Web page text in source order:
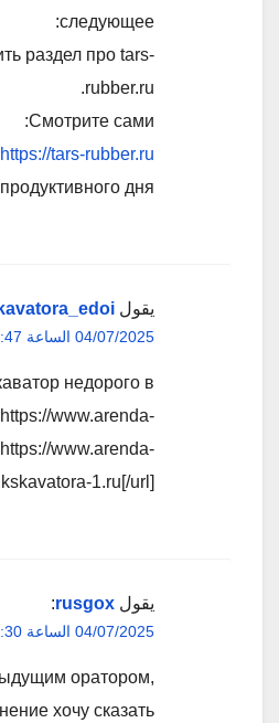
следующее:
раздел про tars-
rubber.ru.
Смотрите сами:
https://tars-rubber.ru
дня
يقول
04/07/2025 الساعة 9:47 ص
недорого в
www.arenda-
www.arenda-
1.ru[/url] .
يقول rusgox
:
04/07/2025 الساعة 6:30 م
оратором,
хочу сказать: